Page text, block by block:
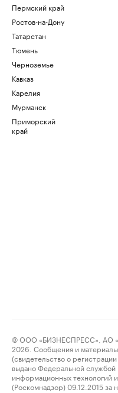
Пермский край
Ростов-на-Дону
Татарстан
Тюмень
Черноземье
Кавказ
Карелия
Мурманск
Приморский
край
© ООО «БИЗНЕСПРЕСС», АО
2026. Сообщения и материалы
(свидетельство о
выдано Федеральной службой
информационных технологий
(Роскомнадзор) 09.12.2015